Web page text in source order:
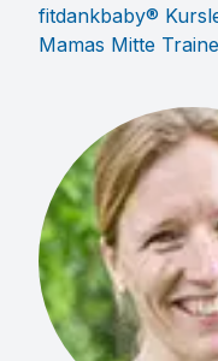
fitdankbaby®
Mamas Mitte